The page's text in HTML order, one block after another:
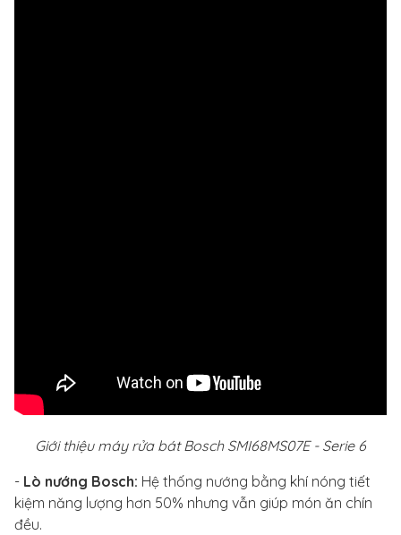
Giới thiệu máy rửa bát Bosch SMI68MS07E - Serie 6
- Lò nướng Bosch: Hệ thống nướng bằng khí nóng tiết
kiệm năng lượng hơn 50% nhưng vẫn giúp món ăn chín
đều.